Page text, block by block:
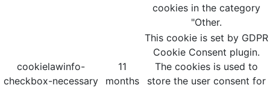
cookies in the category
"Other.
cookielawinfo-
checkbox-necessary
11
months
This cookie is set by GDPR
Cookie Consent plugin.
The cookies is used to
store the user consent for